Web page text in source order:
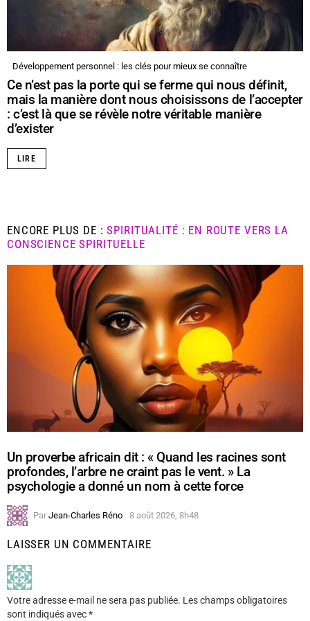
Développement personnel : les clés pour mieux se connaître
Ce n’est pas la porte qui se ferme qui nous définit,
mais la manière dont nous choisissons de l’accepter
: c’est là que se révèle notre véritable manière
d’exister
LIRE
ENCORE PLUS DE :SPIRITUALITÉ : EN ROUTE VERS LA
CONSCIENCE SPIRITUELLE
Un proverbe africain dit : « Quand les racines sont
profondes, l’arbre ne craint pas le vent. » La
psychologie a donné un nom à cette force
Par Jean-Charles Réno 8 août 2026, 8h48
LAISSER UN COMMENTAIRE
Votre adresse e-mail ne sera pas publiée. Les champs obligatoires
sont indiqués avec*